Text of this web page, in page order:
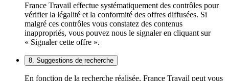
France Travail effectue systématiquement des contrôles pour
vérifier la légalité et la conformité des offres diffusées. Si
malgré ces contrôles vous constatez des contenus
inappropriés, vous pouvez nous le signaler en cliquant sur
« Signaler cette offre ».
8. Suggestions de recherche
En fonction de la recherche réalisée, France Travail peut vous